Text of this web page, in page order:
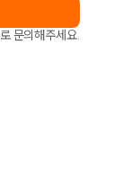
로 문의해주세요.